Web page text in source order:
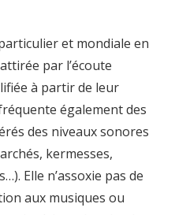
et mondiale en
par l’écoute
à partir de leur
également des
des niveaux sonores
kermesses,
Elle n’assoxie pas de
aux musiques ou